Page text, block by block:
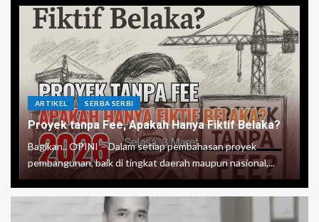
ARTIKEL SERBA SERBI
Proyek tanpa Fee, Apakah Hanya Fiktif Belaka?
Bagikan.. OPINI – Dalam setiap pembahasan proyek
pembangunan, baik di tingkat daerah maupun nasional,...